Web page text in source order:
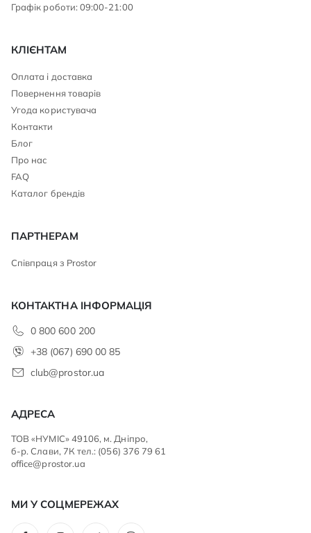
Графік роботи: 09:00-21:00
КЛІЄНТАМ
Оплата і доставка
Повернення товарів
Угода користувача
Контакти
Блог
Про нас
FAQ
Каталог брендів
ПАРТНЕРАМ
Співпраця з Prostor
КОНТАКТНА ІНФОРМАЦІЯ
0 800 600 200
+38 (067) 690 00 85
club@prostor.ua
АДРЕСА
ТОВ «НУМІС» 49106, м. Дніпро,
б-р. Слави, 7К тел.: (056) 376 79 61
office@prostor.ua
МИ У СОЦМЕРЕЖАХ